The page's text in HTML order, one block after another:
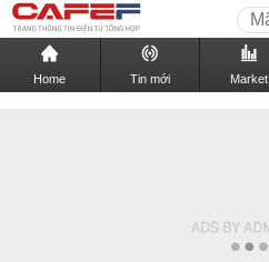
Home Tin mới Market